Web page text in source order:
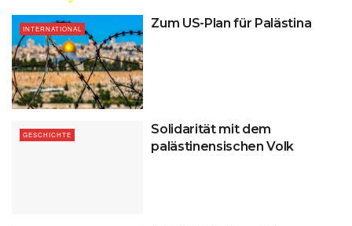
INTERNATIONAL Zum US-Plan für Palästina
GESCHICHTE
Solidarität mit dem
palästinensischen Volk